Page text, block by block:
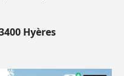
Hyères